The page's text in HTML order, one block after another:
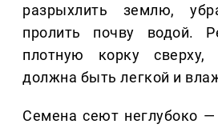
разрыхлить землю,
пролить почву водой.
плотную корку сверху,
должна быть легкой и
Семена сеют неглубоко